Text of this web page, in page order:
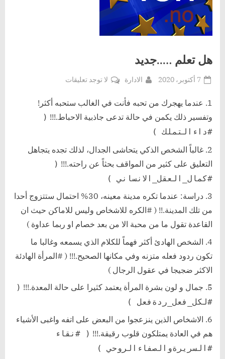
هل تعلم …..جديد
Posted
7 أكتوبر، 2020 By
الادارة لا توجد تعليقاتعلى
تعلم
…..جديد
عندما يهجرك من تحبه فأنت في الغالب ستحبه أكثر!
وتفسير ذلك يكمن في حالة تدعى جاذبية الاحباط.!!! (
#داءالتملك )
غالباً الشخص الذكي يتحاشى الجدال، لذلك تجده يتجاهل
التعليق على كثير من المواقف بحثاً عن راحته.!!! (
#كمال_العقل_الانساني )
دراسة: عندما تكره مدينة معينه، 30% احتمال ستتزوج أحدا
من تلك المدينة.!! ( #الكره للاشخاص وليس للاماكن حيث ان
القاعدة تقول ما من محبة الا من بعد خصام او ربما عداوة )
الشخص الهادئ أكثر فهماً للكلام الذي يسمعه وغالبا ما
تكون ردود فعله متزنه وفي مكانها الصحيح.!!! ( #المرأة الهادئة
الاكثر ضجيجا في عقول الرجال )
جمال و لون بشرة المرأة يعتمد كثيرا على حالة المعدة.!!! (
#لكل_فعل_ردةفعل )
الاشخاص الذين ينزعجوا من البعض على اتفه واغبى الأشياء
هم في العادة يمتلكون قلوب رقيقة.!!! ( #نقاء
#السريرةوالصفاءالروحي )